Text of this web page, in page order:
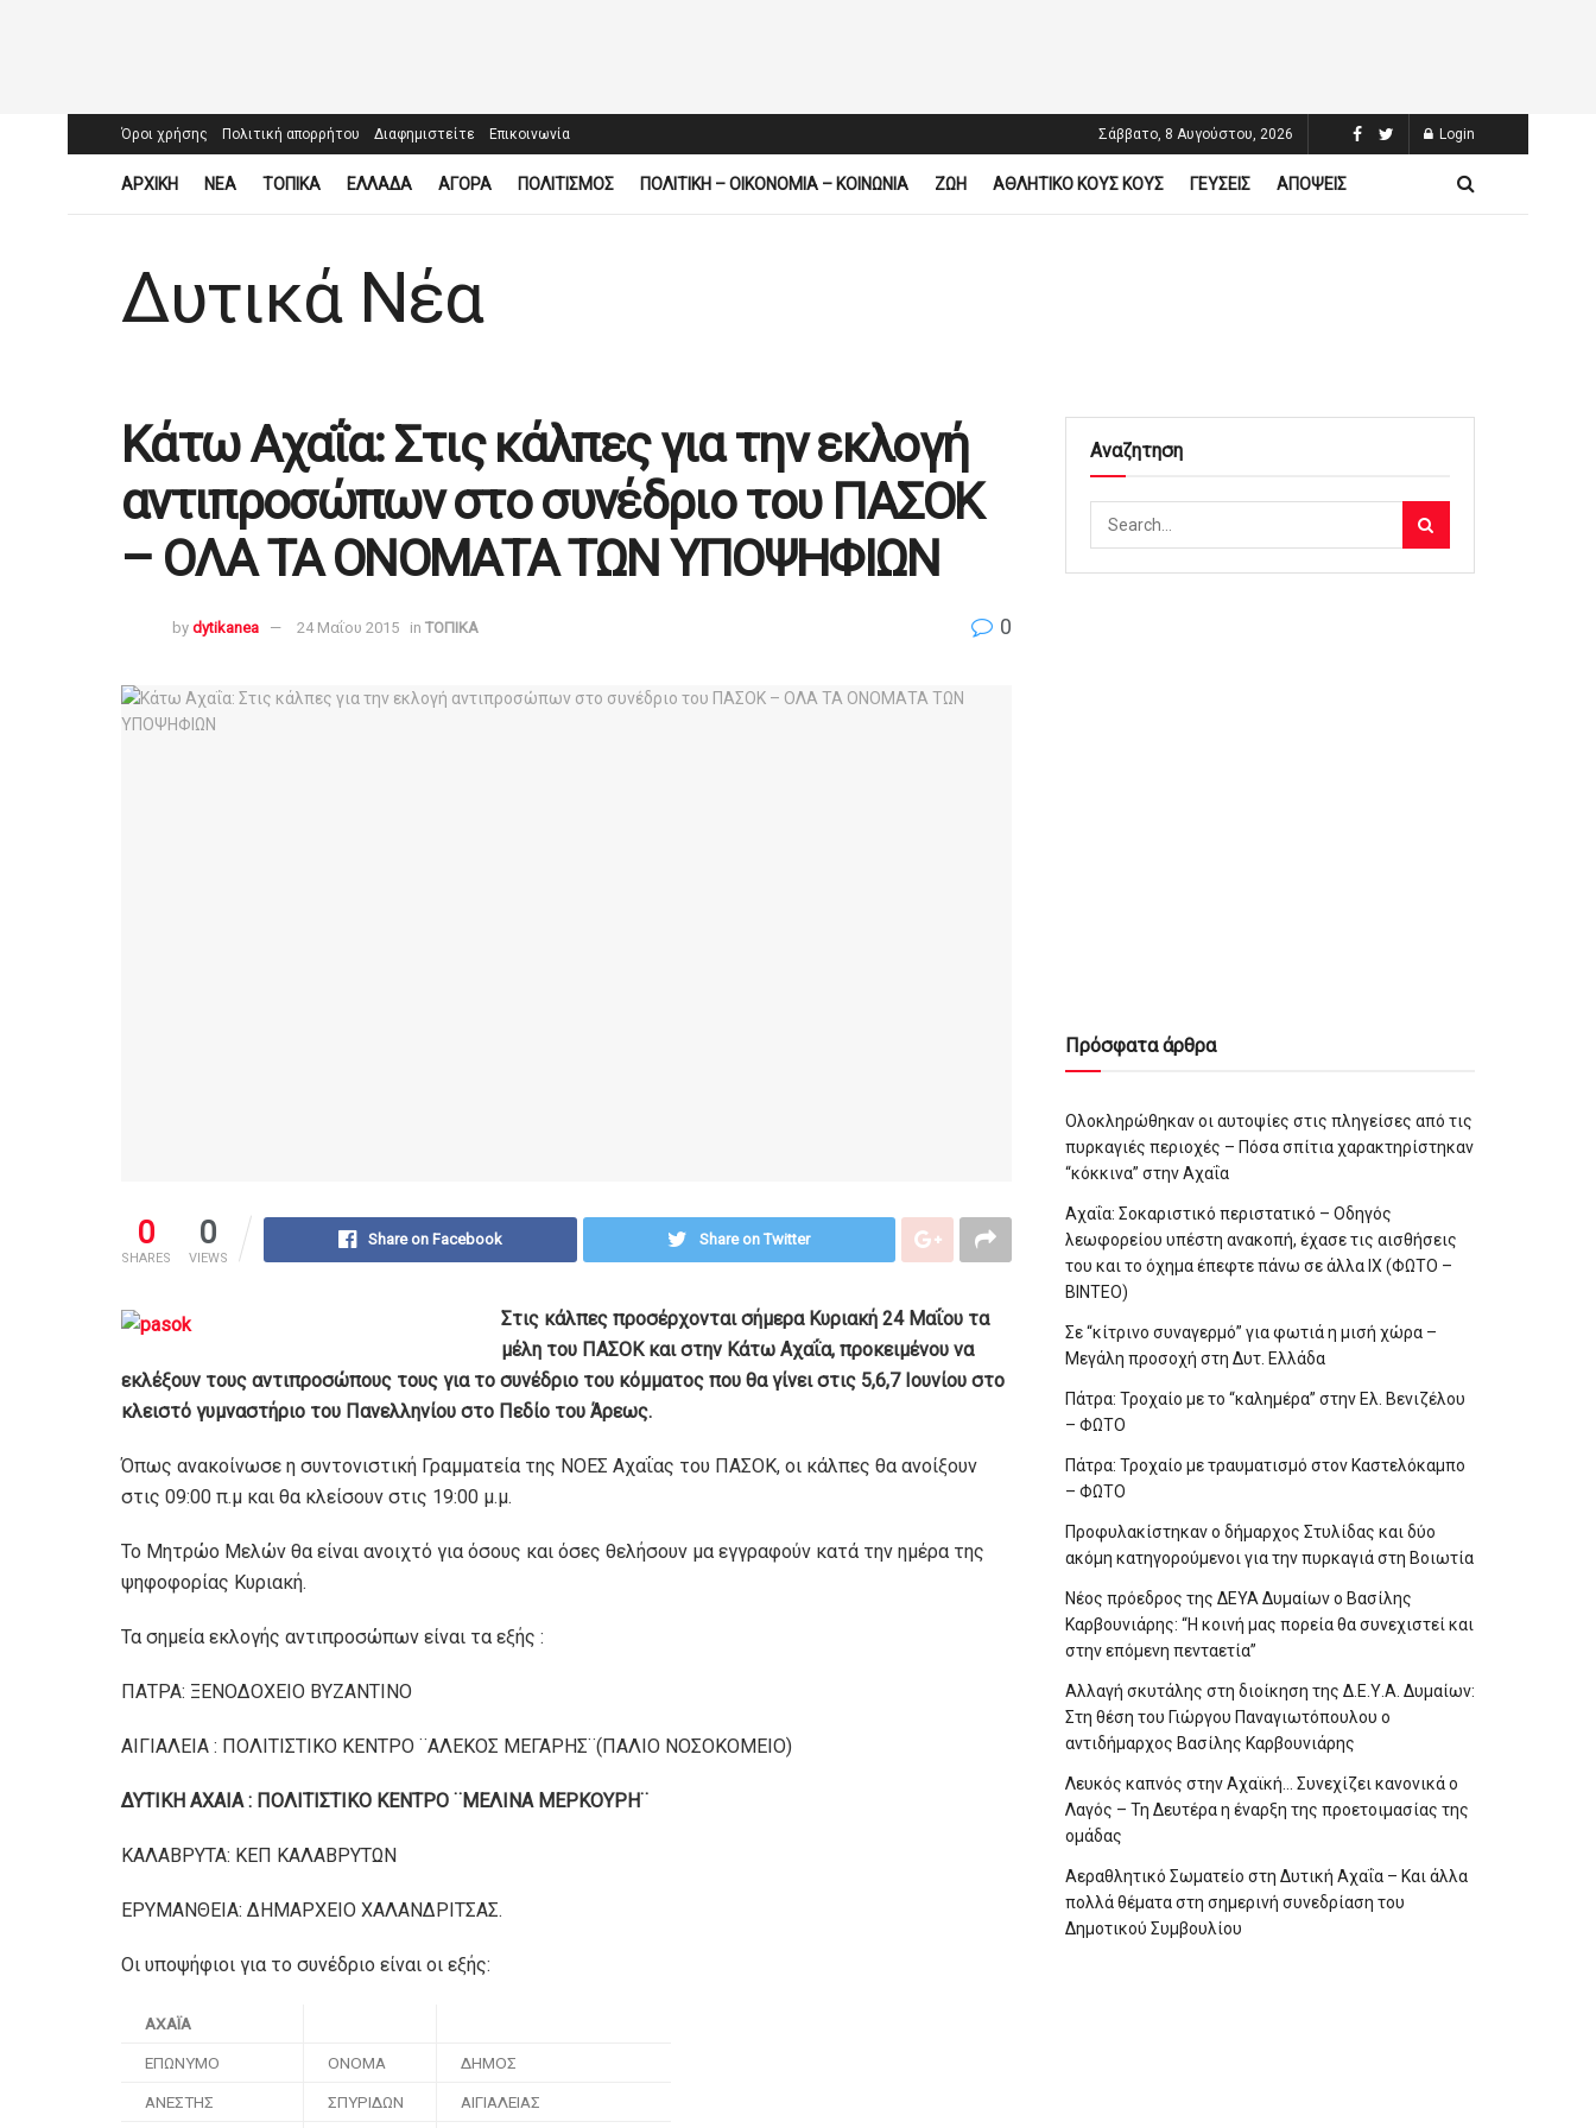
Όροι χρήσης Πολιτική απορρήτου Διαφημιστείτε Επικοινωνία Σάββατο, 8 Αυγούστου, 2026 Login
ΑΡΧΙΚΗ ΝΕΑ ΤΟΠΙΚΑ ΕΛΛΑΔΑ ΑΓΟΡΑ ΠΟΛΙΤΙΣΜΟΣ ΠΟΛΙΤΙΚΗ – ΟΙΚΟΝΟΜΙΑ – ΚΟΙΝΩΝΙΑ ΖΩΗ ΑΘΛΗΤΙΚΟ ΚΟΥΣ ΚΟΥΣ ΓΕΥΣΕΙΣ ΑΠΟΨΕΙΣ
Δυτικά Νέα
Κάτω Αχαΐα: Στις κάλπες για την εκλογή
αντιπροσώπων στο συνέδριο του ΠΑΣΟΚ
– ΟΛΑ ΤΑ ΟΝΟΜΑΤΑ ΤΩΝ ΥΠΟΨΗΦΙΩΝ
by dytikanea 24 Μαΐου 2015 in ΤΟΠΙΚΑ 0
0
SHARES
0
VIEWS
Share on Facebook Share on Twitter
Στις κάλπες προσέρχονται σήμερα Κυριακή 24 Μαΐου τα
μέλη του ΠΑΣΟΚ και στην Κάτω Αχαΐα, προκειμένου να
εκλέξουν τους αντιπροσώπους τους για το συνέδριο του κόμματος που θα γίνει στις 5,6,7 Ιουνίου στο
κλειστό γυμναστήριο του Πανελληνίου στο Πεδίο του Άρεως.
Όπως ανακοίνωσε η συντονιστική Γραμματεία της ΝΟΕΣ Αχαΐας του ΠΑΣΟΚ, οι κάλπες θα ανοίξουν
στις 09:00 π.μ και θα κλείσουν στις 19:00 μ.μ.
Το Μητρώο Μελών θα είναι ανοιχτό για όσους και όσες θελήσουν μα εγγραφούν κατά την ημέρα της
ψηφοφορίας Κυριακή.
Τα σημεία εκλογής αντιπροσώπων είναι τα εξής :
ΠΑΤΡΑ: ΞΕΝΟΔΟΧΕΙΟ ΒΥΖΑΝΤΙΝΟ
ΑΙΓΙΑΛΕΙΑ : ΠΟΛΙΤΙΣΤΙΚΟ ΚΕΝΤΡΟ ¨ΑΛΕΚΟΣ ΜΕΓΑΡΗΣ¨(ΠΑΛΙΟ ΝΟΣΟΚΟΜΕΙΟ)
ΔΥΤΙΚΗ ΑΧΑΙΑ : ΠΟΛΙΤΙΣΤΙΚΟ ΚΕΝΤΡΟ ¨ΜΕΛΙΝΑ ΜΕΡΚΟΥΡΗ¨
ΚΑΛΑΒΡΥΤΑ: ΚΕΠ ΚΑΛΑΒΡΥΤΩΝ
ΕΡΥΜΑΝΘΕΙA: ΔΗΜΑΡΧΕΙΟ ΧΑΛΑΝΔΡΙΤΣΑΣ.
Οι υποψήφιοι για το συνέδριο είναι οι εξής:
ΑΧΑΪΑ
ΕΠΩΝΥΜΟ ΟΝΟΜΑ ΔΗΜΟΣ
ΑΝΕΣΤΗΣ ΣΠΥΡΙΔΩΝ ΑΙΓΙΑΛΕΙΑΣ
Αναζητηση
Πρόσφατα άρθρα
Ολοκληρώθηκαν οι αυτοψίες στις πληγείσες από τις
πυρκαγιές περιοχές – Πόσα σπίτια χαρακτηρίστηκαν
“κόκκινα” στην Αχαΐα
Αχαΐα: Σοκαριστικό περιστατικό – Οδηγός
λεωφορείου υπέστη ανακοπή, έχασε τις αισθήσεις
του και το όχημα έπεφτε πάνω σε άλλα ΙΧ (ΦΩΤΟ –
ΒΙΝΤΕΟ)
Σε “κίτρινο συναγερμό” για φωτιά η μισή χώρα –
Μεγάλη προσοχή στη Δυτ. Ελλάδα
Πάτρα: Τροχαίο με το “καλημέρα” στην Ελ. Βενιζέλου
– ΦΩΤΟ
Πάτρα: Τροχαίο με τραυματισμό στον Καστελόκαμπο
– ΦΩΤΟ
Προφυλακίστηκαν ο δήμαρχος Στυλίδας και δύο
ακόμη κατηγορούμενοι για την πυρκαγιά στη Βοιωτία
Νέος πρόεδρος της ΔΕΥΑ Δυμαίων ο Βασίλης
Καρβουνιάρης: “Η κοινή μας πορεία θα συνεχιστεί και
στην επόμενη πενταετία”
Αλλαγή σκυτάλης στη διοίκηση της Δ.Ε.Υ.Α. Δυμαίων:
Στη θέση του Γιώργου Παναγιωτόπουλου ο
αντιδήμαρχος Βασίλης Καρβουνιάρης
Λευκός καπνός στην Αχαϊκή… Συνεχίζει κανονικά ο
Λαγός – Τη Δευτέρα η έναρξη της προετοιμασίας της
ομάδας
Αεραθλητικό Σωματείο στη Δυτική Αχαΐα – Και άλλα
πολλά θέματα στη σημερινή συνεδρίαση του
Δημοτικού Συμβουλίου